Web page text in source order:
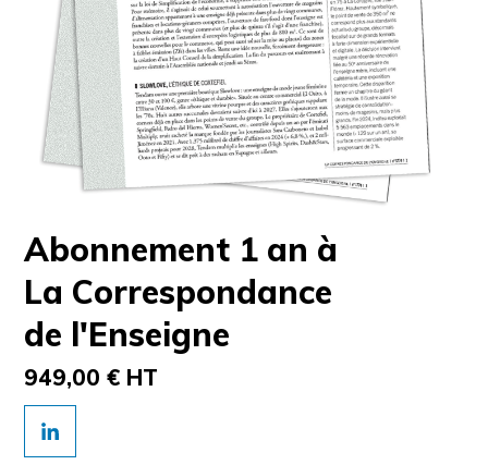
Abonnement 1 an à
La Correspondance
de l'Enseigne
949,00 € HT